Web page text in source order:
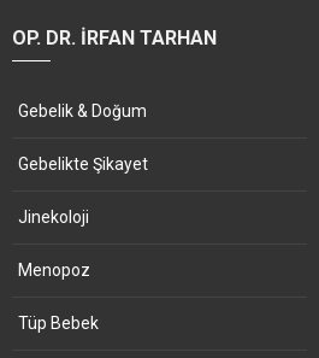
OP. DR. İRFAN TARHAN
Gebelik & Doğum
Gebelikte Şikayet
Jinekoloji
Menopoz
Tüp Bebek